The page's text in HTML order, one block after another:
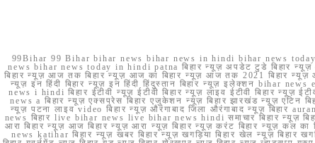
99Bihar 99 Bihar bihar news bihar news in hindi bihar news
news bihar news today in hindi patna बिहार न्यूज़ अपडेट टुडे बिहार न्यूज़
बिहार न्यूज़ आज तक बिहार न्यूज़ आज का बिहार न्यूज़ आज तक 2021 बिहार न्यूज़
न्यूज़ इन हिंदी बिहार न्यूज़ इन हिंदी हिंदुस्तान बिहार न्यूज़ इलेक्शन bihar news
news i hindi बिहार ईटीवी न्यूज़ ईटीवी बिहार न्यूज़ लाइव ईटीवी बिहार न्यूज़
news a बिहार न्यूज़ एक्सप्रेस बिहार एजुकेशन न्यूज़ बिहार झारखंड न्यूज़ एटिन
न्यूज़ पटना लाइव video बिहार न्यूज़ औरंगाबाद जिला औरंगाबाद न्यूज़
news बिहार live bihar news live bihar news hindi समाचार बिहार
आरा बिहार न्यूज़ आज बिहार न्यूज़ आरा न्यूज़ बिहार न्यूज़ करंट बिहार न्यूज़ कल का
news katihar बिहार न्यूज़ खबर बिहार न्यूज़ खगड़िया बिहार खेल न्यूज़ बिहार